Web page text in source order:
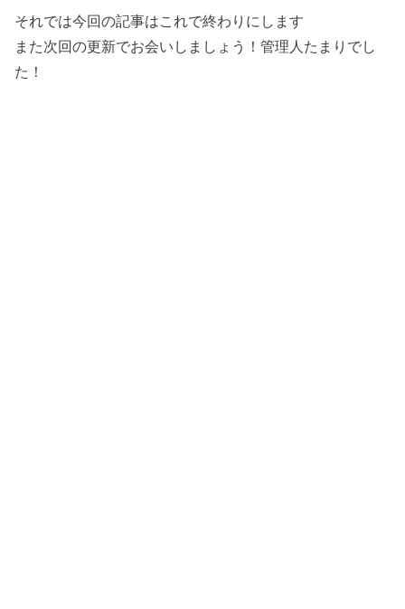
それでは今回の記事はこれで終わりにします
また次回の更新でお会いしましょう！管理人たまりでし
た！